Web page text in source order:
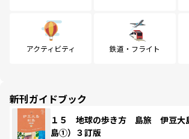
アクティビティ 鉄道・フライト
新刊ガイドブック
１５ 地球の歩き方 島旅 伊豆大
島①）３訂版